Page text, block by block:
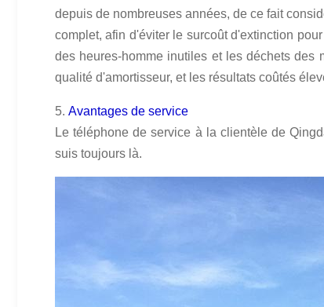
depuis de nombreuses années, de ce fait
complet, afin d'éviter le surcoût d'extinction
des heures-homme inutiles et les déchets des
qualité d'amortisseur, et les résultats coûtés
5. Avantages de service
Le téléphone de service à la clientèle de
suis toujours là.